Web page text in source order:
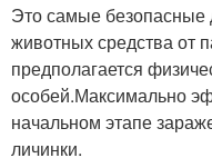
Это самые
животных средства от
предполагается
особей.Максимально
начальном этапе
личинки.